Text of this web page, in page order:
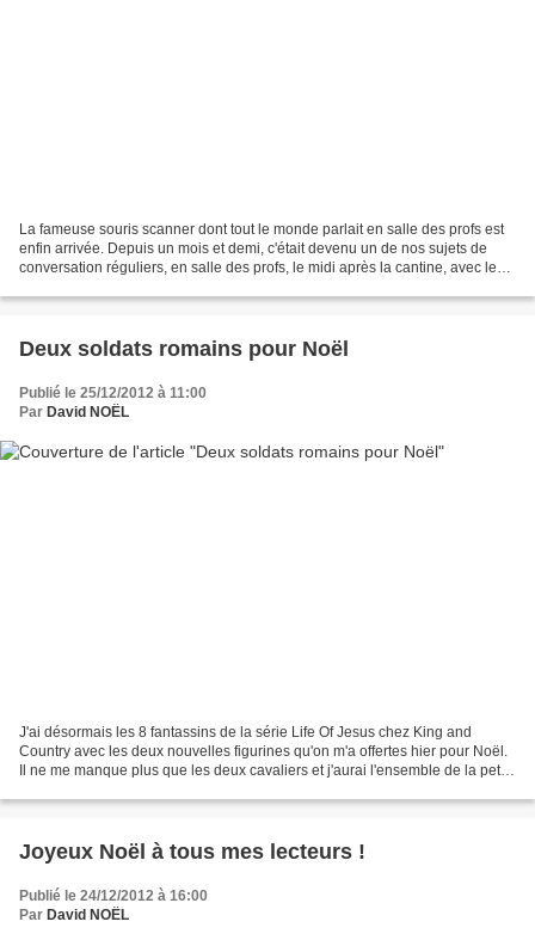
La fameuse souris scanner dont tout le monde parlait en salle des profs est
enfin arrivée. Depuis un mois et demi, c'était devenu un de nos sujets de
conversation réguliers, en salle des profs, le midi après la cantine, avec le
Deux soldats romains pour Noël
Publié le 25/12/2012 à 11:00
Par David NOËL
J'ai désormais les 8 fantassins de la série Life Of Jesus chez King and
Country avec les deux nouvelles figurines qu'on m'a offertes hier pour Noël.
Il ne me manque plus que les deux cavaliers et j'aurai l'ensemble de la petite
Joyeux Noël à tous mes lecteurs !
Publié le 24/12/2012 à 16:00
Par David NOËL